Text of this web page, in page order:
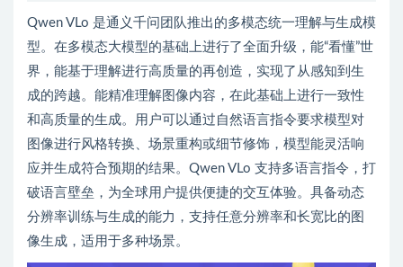
Qwen VLo 是通义千问团队推出的多模态统一理解与生成模
型。在多模态大模型的基础上进行了全面升级，能“看懂”世
界，能基于理解进行高质量的再创造，实现了从感知到生
成的跨越。能精准理解图像内容，在此基础上进行一致性
和高质量的生成。用户可以通过自然语言指令要求模型对
图像进行风格转换、场景重构或细节修饰，模型能灵活响
应并生成符合预期的结果。Qwen VLo 支持多语言指令，打
破语言壁垒，为全球用户提供便捷的交互体验。具备动态
分辨率训练与生成的能力，支持任意分辨率和长宽比的图
像生成，适用于多种场景。